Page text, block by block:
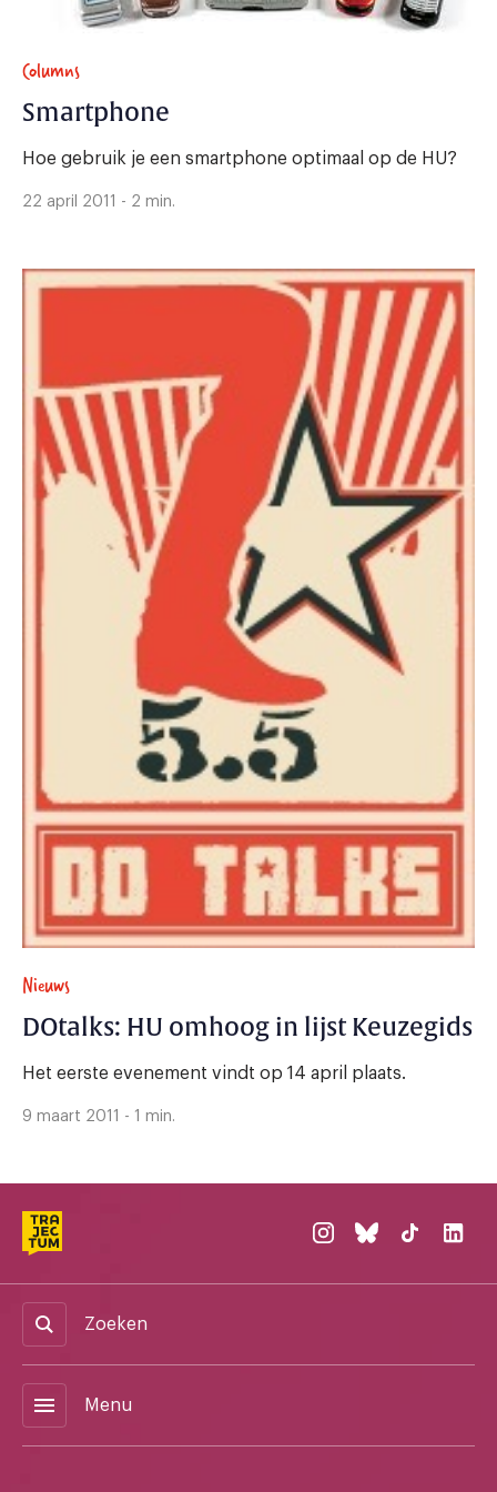
Columns
Smartphone
Hoe gebruik je een smartphone optimaal op de HU?
22 april 2011 - 2 min.
Nieuws
DOtalks: HU omhoog in lijst Keuzegids
Het eerste evenement vindt op 14 april plaats.
9 maart 2011 - 1 min.
Zoeken
menu Menu